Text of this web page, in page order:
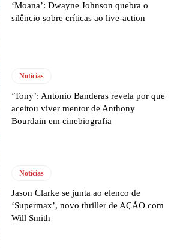
‘Moana’: Dwayne Johnson quebra o
silêncio sobre críticas ao live-action
Notícias
‘Tony’: Antonio Banderas revela por que
aceitou viver mentor de Anthony
Bourdain em cinebiografia
Notícias
Jason Clarke se junta ao elenco de
‘Supermax’, novo thriller de AÇÃO com
Will Smith